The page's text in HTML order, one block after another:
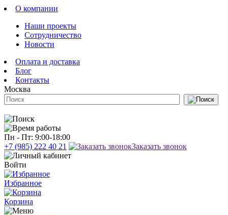
О компании
Наши проекты
Сотрудничество
Новости
Оплата и доставка
Блог
Контакты
Москва
Пн - Пт: 9:00-18:00
+7 (985) 222 40 21
Заказать звонок
Войти
Избранное
Корзина